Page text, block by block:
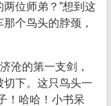
位师弟？”想到这
个鸟头的脖颈，
沧的第一支剑，
下。这只鸟头一
！哈哈！小书呆